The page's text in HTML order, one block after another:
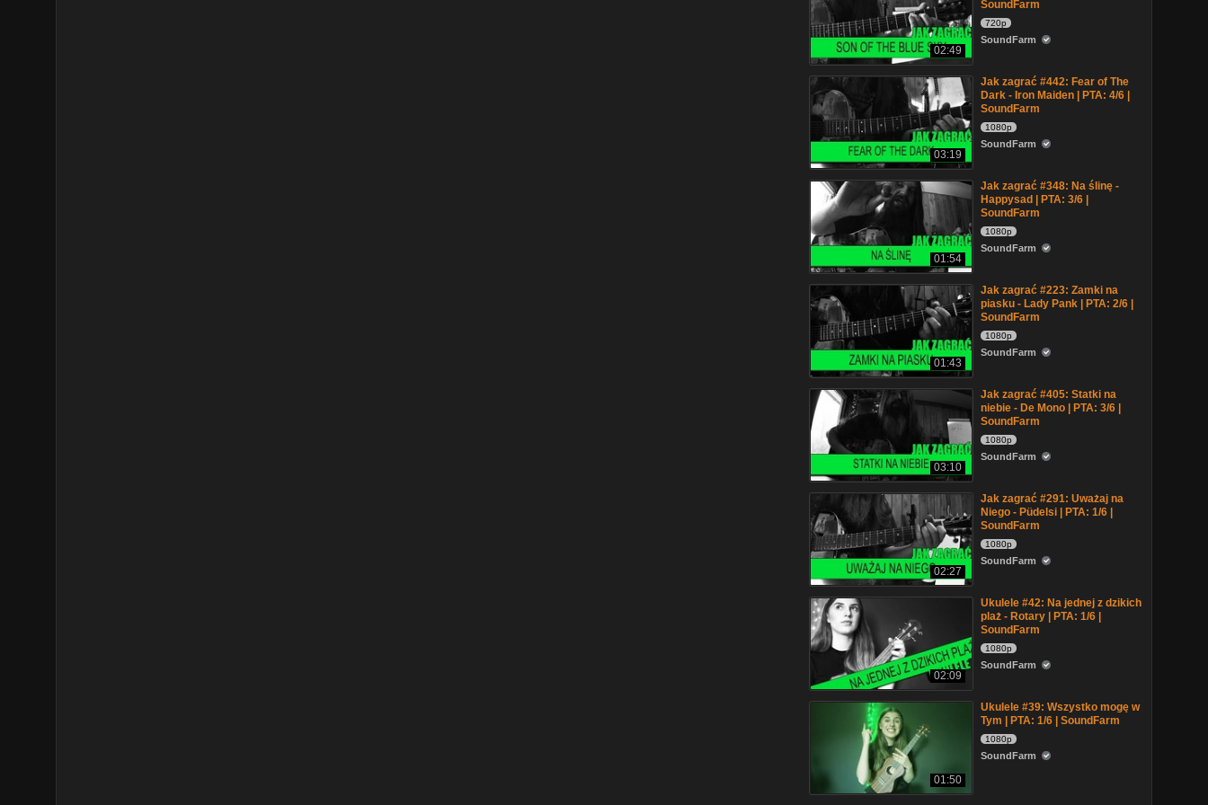
02:49
SoundFarm
720p
SoundFarm
03:19
Jak zagrać #442: Fear of The
Dark - Iron Maiden | PTA: 4/6 |
SoundFarm
1080p
SoundFarm
01:54
Jak zagrać #348: Na ślinę -
Happysad | PTA: 3/6 |
SoundFarm
1080p
SoundFarm
01:43
Jak zagrać #223: Zamki na
piasku - Lady Pank | PTA: 2/6 |
SoundFarm
1080p
SoundFarm
03:10
Jak zagrać #405: Statki na
niebie - De Mono | PTA: 3/6 |
SoundFarm
1080p
SoundFarm
02:27
Jak zagrać #291: Uważaj na
Niego - Püdelsi | PTA: 1/6 |
SoundFarm
1080p
SoundFarm
02:09
Ukulele #42: Na jednej z dzikich
plaż - Rotary | PTA: 1/6 |
SoundFarm
1080p
SoundFarm
01:50
Ukulele #39: Wszystko mogę w
Tym | PTA: 1/6 | SoundFarm
1080p
SoundFarm